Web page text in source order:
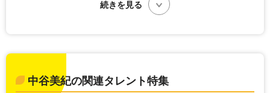
中谷美紀の関連タレント特集